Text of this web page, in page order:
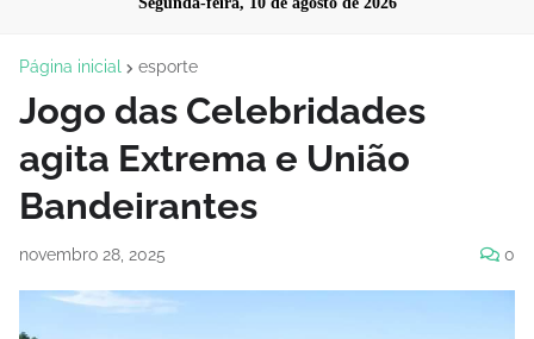
Página inicial esporte
Jogo das Celebridades
agita Extrema e União
Bandeirantes
novembro 28, 2025 0